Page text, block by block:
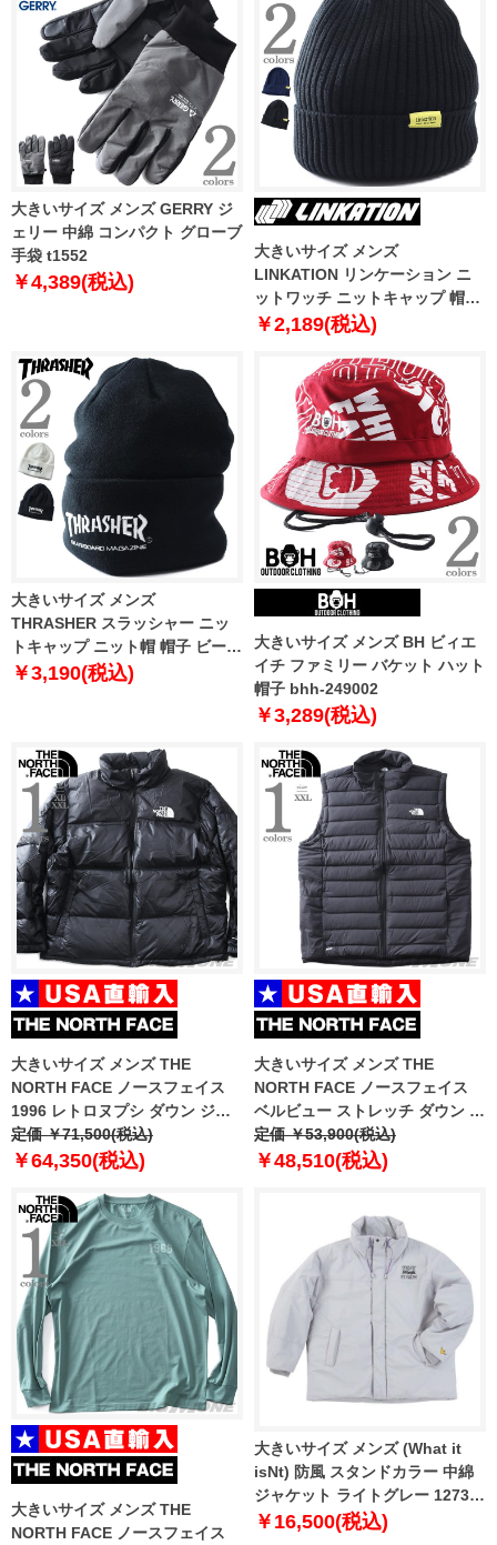
大きいサイズ メンズ GERRY ジ
ェリー 中綿 コンパクト グローブ
手袋 t1552
￥4,389(税込)
大きいサイズ メンズ
LINKATION リンケーション ニ
ットワッチ ニットキャップ 帽子
lkh-240601
￥2,189(税込)
大きいサイズ メンズ
THRASHER スラッシャー ニッ
トキャップ ニット帽 帽子 ビーニ
ー dw1494
￥3,190(税込)
大きいサイズ メンズ BH ビィエ
イチ ファミリー バケット ハット
帽子 bhh-249002
￥3,289(税込)
大きいサイズ メンズ THE
NORTH FACE ノースフェイス
1996 レトロヌプシ ダウン ジャ
ケット 1996 RETRO NUPTSE
JACKET USA直輸入 nf0a3c8d-
定価 ￥71,500(税込)
￥64,350(税込)
大きいサイズ メンズ THE
NORTH FACE ノースフェイス
ベルビュー ストレッチ ダウン ベ
スト BELLEVIEW STRETCH
DOWN VEST USA直輸入
定価 ￥53,900(税込)
￥48,510(税込)
大きいサイズ メンズ THE
NORTH FACE ノースフェイス
大きいサイズ メンズ (What it
isNt) 防風 スタンドカラー 中綿
ジャケット ライトグレー 1273-
4650-1 3L 4L 5L 6L
￥16,500(税込)